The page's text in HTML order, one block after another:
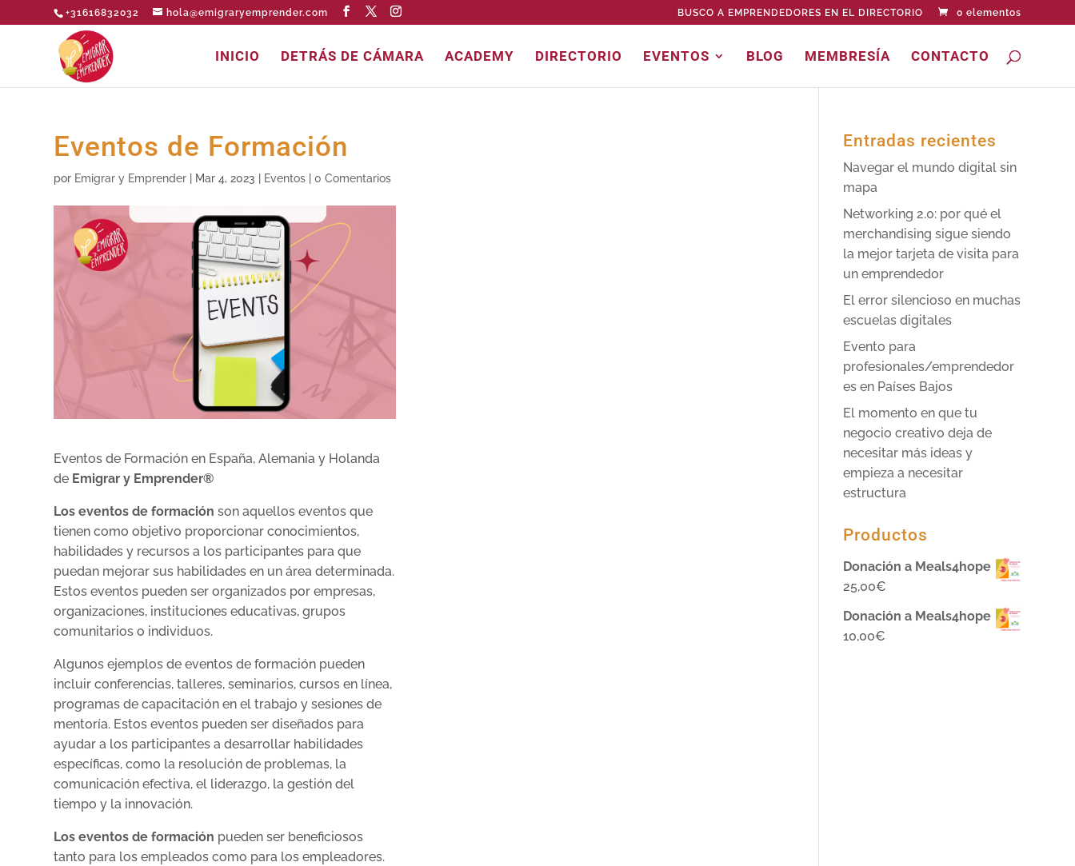
+31616832032 hola@emigraryemprender.com BUSCO A EMPRENDEDORES EN EL DIRECTORIO 0 elementos
INICIO DETRÁS DE CÁMARA ACADEMY DIRECTORIO EVENTOS BLOG MEMBRESÍA CONTACTO
Eventos de Formación
por Emigrar y Emprender Mar 4, 2023 Eventos |0 Comentarios
Eventos de Formación en España, Alemania y Holanda
de Emigrar y Emprender®
Los eventos de formaciónson aquellos eventos que
tienen como objetivo proporcionar conocimientos,
habilidades y recursos a los participantes para que
puedan mejorar sus habilidades en un área determinada.
Estos eventos pueden ser organizados por empresas,
organizaciones, instituciones educativas, grupos
comunitarios o individuos.
Algunos ejemplos de eventos de formación pueden
incluir conferencias, talleres, seminarios, cursos en línea,
programas de capacitación en el trabajo y sesiones de
mentoría. Estos eventos pueden ser diseñados para
ayudar a los participantes a desarrollar habilidades
específicas, como la resolución de problemas, la
comunicación efectiva, el liderazgo, la gestión del
tiempo y la innovación.
Los eventos de formación pueden ser beneficiosos
tanto para los empleados como para los empleadores.
Entradas recientes
Navegar el mundo digital sin
mapa
Networking 2.0: por qué el
merchandising sigue siendo
la mejor tarjeta de visita para
un emprendedor
El error silencioso en muchas
escuelas digitales
Evento para
profesionales/emprendedor
es en Países Bajos
El momento en que tu
negocio creativo deja de
necesitar más ideas y
empieza a necesitar
estructura
Productos
Donación a Meals4hope
25,00€
Donación a Meals4hope
10,00€